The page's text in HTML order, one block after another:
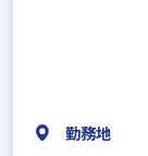
勤務地